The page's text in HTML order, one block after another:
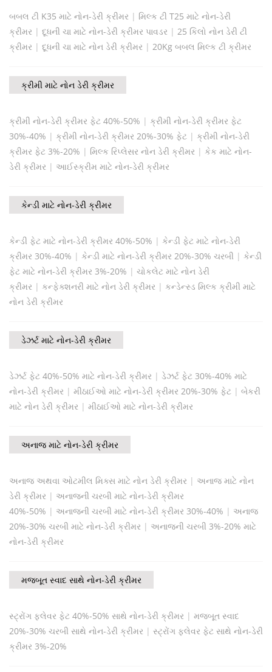
બબલ ટી K35 માટે નોન-ડેરી ક્રીમર | મિલ્ક ટી T25 માટે નોન-ડેરી
ક્રીમર | દૂધની ચા માટે નોન-ડેરી ક્રીમર પાવડર | 25 કિલો નોન ડેરી ટી
ક્રીમર | દૂધની ચા માટે નોન ડેરી ક્રીમર | 20Kg બબલ મિલ્ક ટી ક્રીમર
ક્રીમી માટે નોન ડેરી ક્રીમર
ક્રીમી નોન-ડેરી ક્રીમર ફેટ 40%-50% | ક્રીમી નોન-ડેરી ક્રીમર ફેટ
30%-40% | ક્રીમી નોન-ડેરી ક્રીમર 20%-30% ફેટ | ક્રીમી નોન-ડેરી
ક્રીમર ફેટ 3%-20% | મિલ્ક રિપ્લેસર નોન ડેરી ક્રીમર | કેક માટે નોન-
ડેરી ક્રીમર | આઈસ્ક્રીમ માટે નોન-ડેરી ક્રીમર
કેન્ડી માટે નોન-ડેરી ક્રીમર
કેન્ડી ફેટ માટે નોન-ડેરી ક્રીમર 40%-50% | કેન્ડી ફેટ માટે નોન-ડેરી
ક્રીમર 30%-40% | કેન્ડી માટે નોન-ડેરી ક્રીમર 20%-30% ચરબી | કેન્ડી
ફેટ માટે નોન-ડેરી ક્રીમર 3%-20% | ચોકલેટ માટે નોન ડેરી
ક્રીમર | કન્ફેક્શનરી માટે નોન ડેરી ક્રીમર | કન્ડેન્સ્ડ મિલ્ક ક્રીમી માટે
નોન ડેરી ક્રીમર
ડેઝર્ટ માટે નોન-ડેરી ક્રીમર
ડેઝર્ટ ફેટ 40%-50% માટે નોન-ડેરી ક્રીમર | ડેઝર્ટ ફેટ 30%-40% માટે
નોન-ડેરી ક્રીમર | મીઠાઈઓ માટે નોન-ડેરી ક્રીમર 20%-30% ફેટ | બેકરી
માટે નોન ડેરી ક્રીમર | મીઠાઈઓ માટે નોન-ડેરી ક્રીમર
અનાજ માટે નોન-ડેરી ક્રીમર
અનાજ અથવા ઓટમીલ મિક્સ માટે નોન ડેરી ક્રીમર | અનાજ માટે નોન
ડેરી ક્રીમર | અનાજની ચરબી માટે નોન-ડેરી ક્રીમર
40%-50% | અનાજની ચરબી માટે નોન-ડેરી ક્રીમર 30%-40% | અનાજ
20%-30% ચરબી માટે નોન-ડેરી ક્રીમર | અનાજની ચરબી 3%-20% માટે
નોન-ડેરી ક્રીમર
મજબૂત સ્વાદ સાથે નોન-ડેરી ક્રીમર
સ્ટ્રોંગ ફ્લેવર ફેટ 40%-50% સાથે નોન-ડેરી ક્રીમર | મજબૂત સ્વાદ
20%-30% ચરબી સાથે નોન-ડેરી ક્રીમર | સ્ટ્રોંગ ફ્લેવર ફેટ સાથે નોન-ડેરી
ક્રીમર 3%-20%